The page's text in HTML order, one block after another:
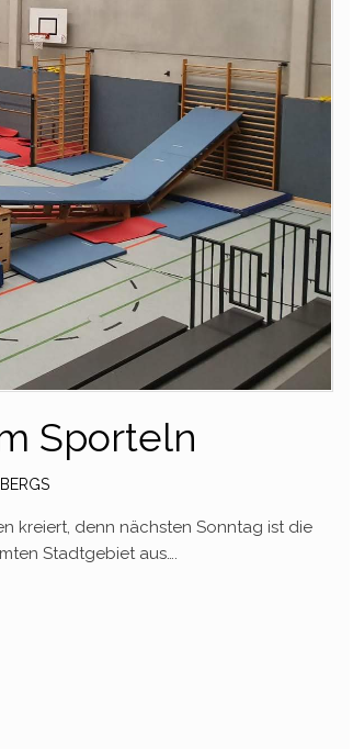
Sporteln
kreiert, denn nächsten Sonntag ist die
Stadtgebiet aus….